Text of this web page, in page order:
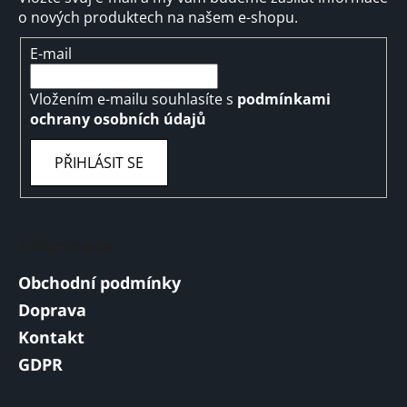
o nových produktech na našem e-shopu.
E-mail
Vložením e-mailu souhlasíte s podmínkami
ochrany osobních údajů
PŘIHLÁSIT SE
Obchodní podmínky
Doprava
Kontakt
GDPR